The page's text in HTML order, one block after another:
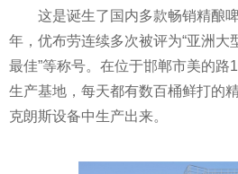
这是诞生了国内多款畅销精酿
年，优布劳连续多次被评为“亚洲大
最佳”等称号。在位于邯郸市美的路
生产基地，每天都有数百桶鲜打的
克朗斯设备中生产出来。